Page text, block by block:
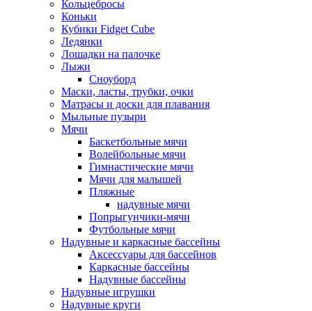
Кольцебросы
Коньки
Кубики Fidget Cube
Ледянки
Лошадки на палочке
Лыжи
Сноуборд
Маски, ласты, трубки, очки
Матрасы и доски для плавания
Мыльные пузыри
Мячи
Баскетбольные мячи
Волейбольные мячи
Гимнастические мячи
Мячи для малышей
Пляжные
надувные мячи
Попрыгунчики-мячи
Футбольные мячи
Надувные и каркасные бассейны
Аксессуары для бассейнов
Каркасные бассейны
Надувные бассейны
Надувные игрушки
Надувные круги